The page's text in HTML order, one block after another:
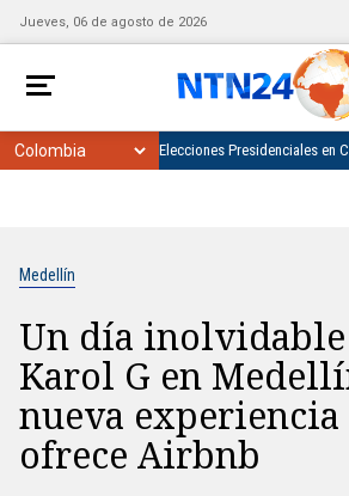
Jueves, 06 de agosto de 2026
Elecciones Presidenciales en
Medellín
Un día
Karol G en
nueva experiencia
ofrece Airbnb